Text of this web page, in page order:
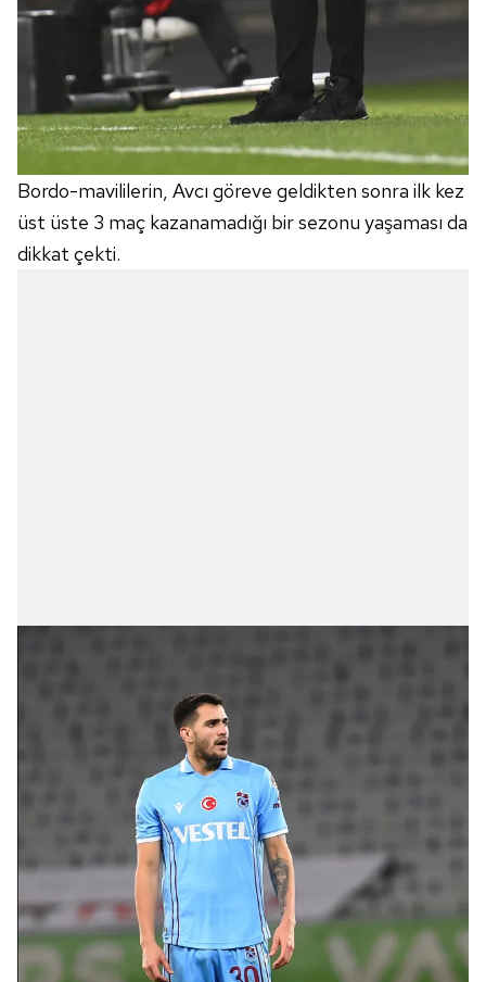
Bordo-mavililerin, Avcı göreve geldikten sonra ilk kez
üst üste 3 maç kazanamadığı bir sezonu yaşaması da
dikkat çekti.